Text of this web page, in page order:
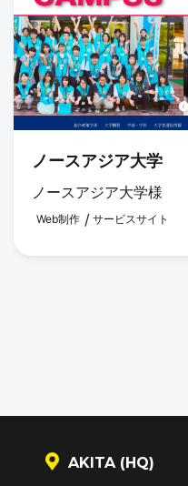
ノースアジア大学
ノースアジア大学様
Web制作 サービスサイト
AKITA (HQ)